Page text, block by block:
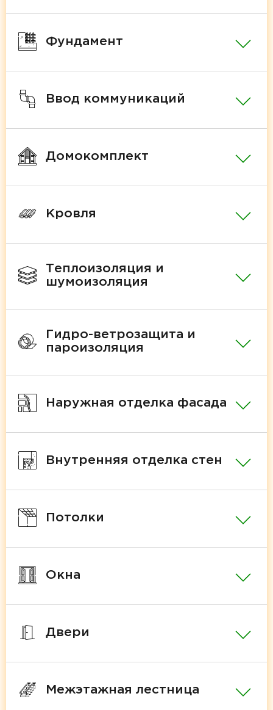
Фундамент
Ввод коммуникаций
Домокомплект
Кровля
Теплоизоляция и
шумоизоляция
Гидро-ветрозащита и
пароизоляция
Наружная отделка фасада
Внутренняя отделка стен
Потолки
Окна
Двери
Межэтажная лестница